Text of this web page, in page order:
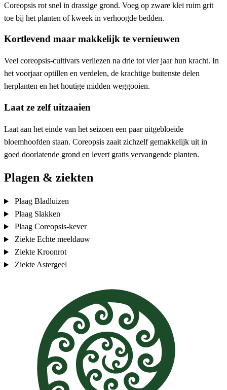
Coreopsis rot snel in drassige grond. Voeg op zware klei ruim grit
toe bij het planten of kweek in verhoogde bedden.
Kortlevend maar makkelijk te vernieuwen
Veel coreopsis-cultivars verliezen na drie tot vier jaar hun kracht. In
het voorjaar optillen en verdelen, de krachtige buitenste delen
herplanten en het houtige midden weggooien.
Laat ze zelf uitzaaien
Laat aan het einde van het seizoen een paar uitgebloeide
bloemhoofden staan. Coreopsis zaait zichzelf gemakkelijk uit in
goed doorlatende grond en levert gratis vervangende planten.
Plagen & ziekten
Plaag Bladluizen
Plaag Slakken
Plaag Coreopsis-kever
Ziekte Echte meeldauw
Ziekte Kroonrot
Ziekte Astergeel